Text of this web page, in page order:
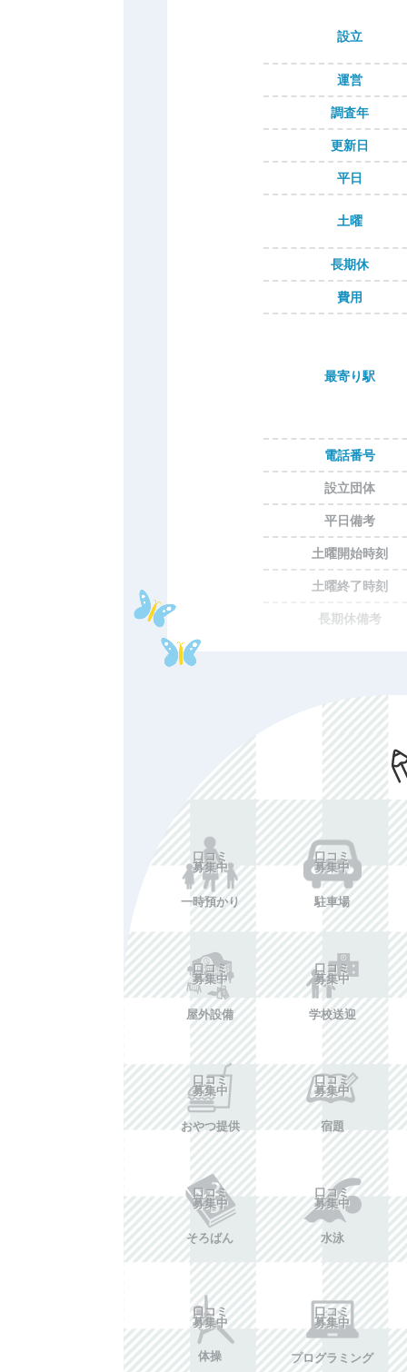
設立
運営
調査年
更新日
平日
土曜
長期休
費用
最寄り駅
電話番号
設立団体
平日備考
土曜開始時刻
土曜終了時刻
長期休備考
年額費用
費用備考
ホームページ
口コミ
募集中
一時預かり
口コミ
募集中
駐車場
口コミ
募集中
屋外設備
口コミ
募集中
学校送迎
口コミ
募集中
おやつ提供
口コミ
募集中
宿題
口コミ
募集中
そろばん
口コミ
募集中
水泳
口コミ
募集中
体操
口コミ
募集中
プログラミング